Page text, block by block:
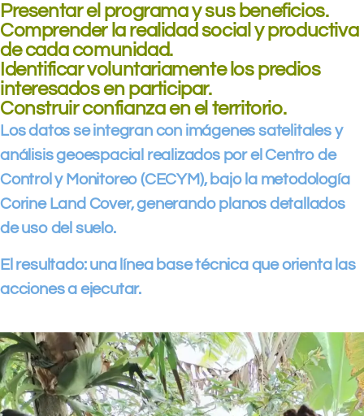
Presentar el programa y sus beneficios.
Comprender la realidad social y productiva
de cada comunidad.
Identificar voluntariamente los predios
interesados en participar.
Construir confianza en el territorio.
Los datos se integran con imágenes satelitales y
análisis geoespacial realizados por el Centro de
Control y Monitoreo (CECYM), bajo la metodología
Corine Land Cover, generando planos detallados
de uso del suelo.
El resultado: una línea base técnica que orienta las
acciones a ejecutar.